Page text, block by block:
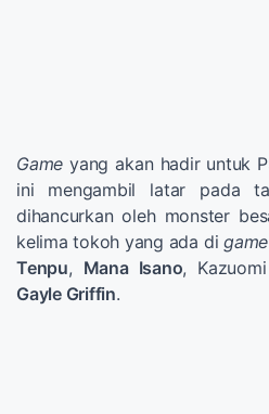
Game yang akan hadir untuk
ini mengambil latar pada
dihancurkan oleh monster
kelima tokoh yang ada digame
Tenpu, Mana Isano,
Gayle Griffin.